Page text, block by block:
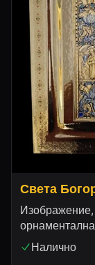
Света
Изображение,
Налично